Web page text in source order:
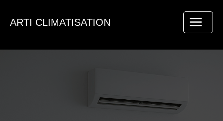
ARTI CLIMATISATION